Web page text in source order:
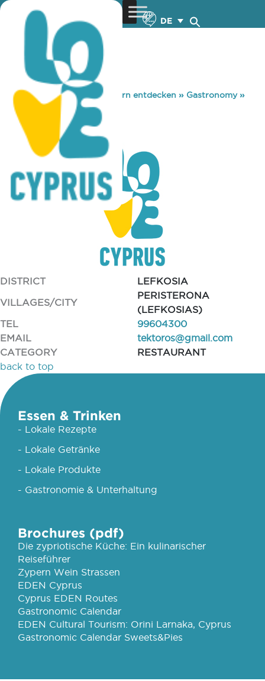
DE
You are here: Home »Zypern entdecken » Gastronomy»
RIDE CAFE
RIDE CAFE
DISTRICT
LEFKOSIA
VILLAGES/CITY
PERISTERONA
(LEFKOSIAS)
TEL
99604300
EMAIL
tektoros@gmail.com
CATEGORY
RESTAURANT
back to top
Essen & Trinken
- Lokale Rezepte
- Lokale Getränke
- Lokale Produkte
- Gastronomie & Unterhaltung
Brochures (pdf)
Die zypriotische Küche: Ein kulinarischer
Reiseführer
Zypern Wein Strassen
EDEN Cyprus
Cyprus EDEN Routes
Gastronomic Calendar
EDEN Cultural Tourism: Orini Larnaka, Cyprus
Gastronomic Calendar Sweets&Pies